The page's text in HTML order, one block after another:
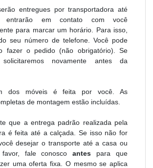
entregues por transportadora até
entrarão em contato com você
para marcar um horário. Para isso,
seu número de telefone. Você pode
fazer o pedido (não obrigatório). Se
solicitaremos novamente antes da
dos móveis é feita por você. As
de montagem estão incluídas.
que a entrega padrão realizada pela
é feita até a calçada. Se isso não for
desejar o transporte até a casa ou
favor, fale conoscoantes para que
uma oferta fixa. O mesmo se aplica